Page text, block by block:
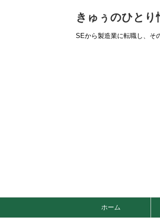
きゅぅのひと
SEから製造業に転職し、そ
ホーム